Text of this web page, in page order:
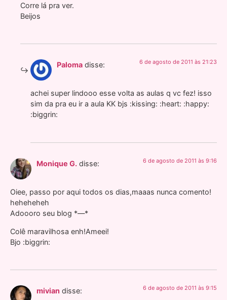
Corre lá pra ver.
Beijos
Paloma disse: 6 de agosto de 2011 às 21:23
achei super lindooo esse volta as aulas q vc fez! isso
sim da pra eu ir a aula KK bjs :kissing: :heart: :happy:
:biggrin:
Monique G. disse: 6 de agosto de 2011 às 9:16
Oiee, passo por aqui todos os dias,maaas nunca comento!
heheheheh
Adoooro seu blog *—*
Colê maravilhosa enh!Ameei!
Bjo :biggrin:
mivian disse: 6 de agosto de 2011 às 9:15